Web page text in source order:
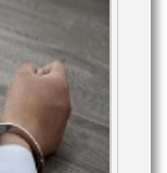
صدور معرفی
معرفی نامه باید